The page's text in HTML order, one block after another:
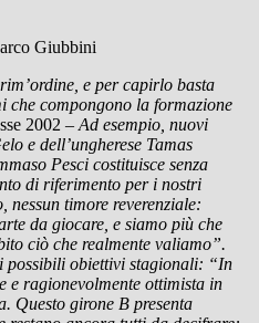
Giubbini
e per capirlo basta
che compongono la formazione
2002 – Ad esempio, nuovi
e dell’ungherese Tamas
Pesci costituisce senza
di riferimento per i nostri
nessun timore reverenziale:
da giocare, e siamo più che
ciò che realmente valiamo”.
obiettivi stagionali: “In
e ragionevolmente ottimista in
Questo girone B presenta